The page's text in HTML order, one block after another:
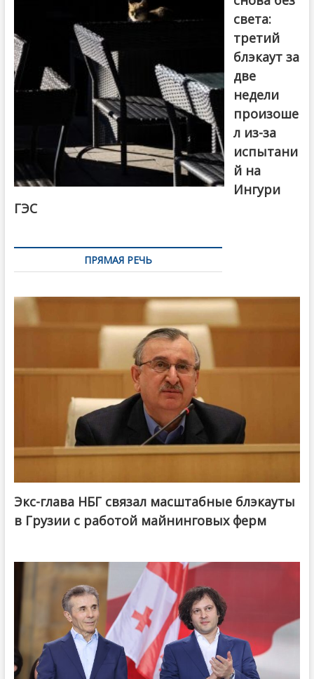
света:
третий
блэкаут за
две
недели
произоше
л из-за
испытани
й на
Ингури
ГЭС
ПРЯМАЯ РЕЧЬ
Экс-глава НБГ связал масштабные блэкауты
в Грузии с работой майнинговых ферм